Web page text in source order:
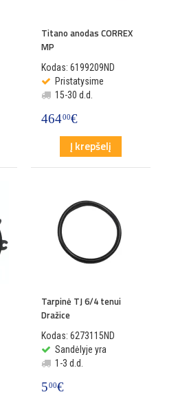
Titano anodas CORREX
MP
Kodas: 6199209ND
Pristatysime
15-30 d.d.
46400€
Į krepšelį
Tarpinė TJ 6/4 tenui
Dražice
Kodas: 6273115ND
Sandėlyje yra
1-3 d.d.
500€